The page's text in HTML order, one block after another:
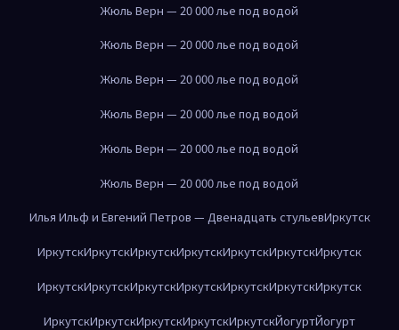
Жюль Верн — 20 000 лье под водой
Жюль Верн — 20 000 лье под водой
Жюль Верн — 20 000 лье под водой
Жюль Верн — 20 000 лье под водой
Жюль Верн — 20 000 лье под водой
Жюль Верн — 20 000 лье под водой
Илья Ильф и Евгений Петров — Двенадцать стульевИркутск
ИркутскИркутскИркутскИркутскИркутскИркутскИркутск
ИркутскИркутскИркутскИркутскИркутскИркутскИркутск
ИркутскИркутскИркутскИркутскИркутскЙогуртЙогурт